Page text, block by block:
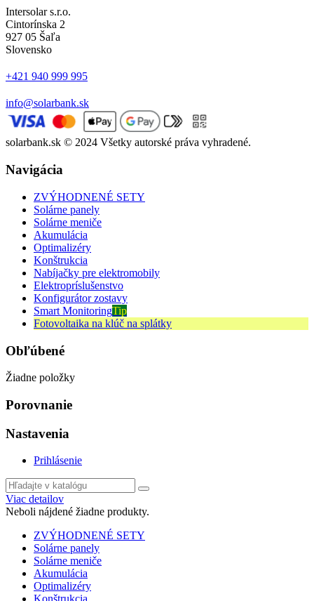
Intersolar s.r.o.
Cintorínska 2
927 05 Šaľa
Slovensko
+421 940 999 995
info@solarbank.sk
solarbank.sk © 2024 Všetky autorské práva vyhradené.
Navigácia
ZVÝHODNENÉ SETY
Solárne panely
Solárne meniče
Akumulácia
Optimalizéry
Konštrukcia
Nabíjačky pre elektromobily
Elektropríslušenstvo
Konfigurátor zostavy
Smart MonitoringTip
Fotovoltaika na klúč na splátky
Obľúbené
Žiadne položky
Porovnanie
Nastavenia
Prihlásenie
Viac detailov
Neboli nájdené žiadne produkty.
ZVÝHODNENÉ SETY
Solárne panely
Solárne meniče
Akumulácia
Optimalizéry